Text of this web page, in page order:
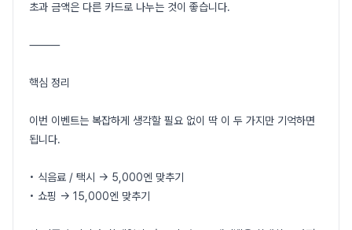
초과 금액은 다른 카드로 나누는 것이 좋습니다.
⸻
핵심 정리
이번 이벤트는 복잡하게 생각할 필요 없이 딱 이 두 가지만 기억하면
됩니다.
• 식음료 / 택시 → 5,000엔 맞추기
• 쇼핑 → 15,000엔 맞추기